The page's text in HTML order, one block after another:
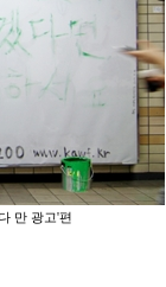
만 광고'편